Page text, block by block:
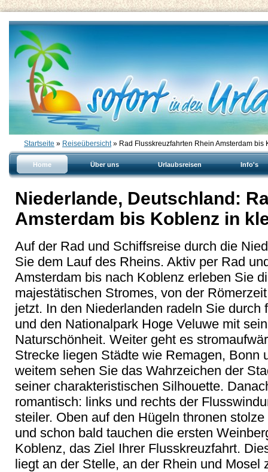
Startseite » Reiseübersicht» Rad Flusskreuzfahrten Rhein Amsterdam bis
Home Über uns Urlaubsreisen Info's
Niederlande, Deutschland:
Amsterdam bis Koblenz in
Auf der Rad und Schiffsreise durch die
Sie dem Lauf des Rheins. Aktiv per Rad
Amsterdam bis nach Koblenz erleben Sie
majestätischen Stromes, von der
jetzt. In den Niederlanden radeln Sie
und den Nationalpark Hoge Veluwe mit
Naturschönheit. Weiter geht es
Strecke liegen Städte wie Remagen, Bonn
weitem sehen Sie das Wahrzeichen der
seiner charakteristischen Silhouette.
romantisch: links und rechts der
steiler. Oben auf den Hügeln thronen
und schon bald tauchen die ersten
Koblenz, das Ziel Ihrer Flusskreuzfahrt.
liegt an der Stelle, an der Rhein und Mosel